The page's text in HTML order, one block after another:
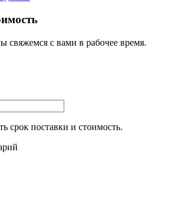
свяжемся с вами в рабочее время.
срок поставки и стоимость.